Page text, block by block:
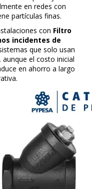
en redes con
partículas finas.
con Filtro
incidentes de
que solo usan
el costo inicial
en ahorro a largo